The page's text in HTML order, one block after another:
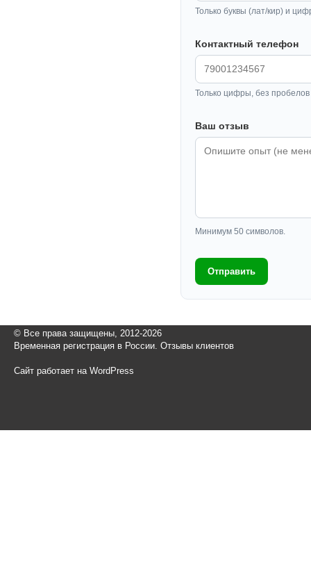
Только буквы (лат/кир) и
Контактный телефон
Только цифры, без
Ваш отзыв
Минимум 50 символов.
Отправить
© Все права защищены, 2012-2026
Временная регистрация в России. Отзывы клиентов
Сайт работает на WordPress